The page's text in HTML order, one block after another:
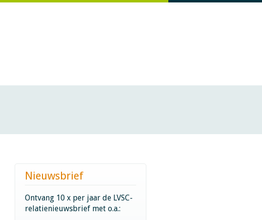
Nieuwsbrief
Ontvang 10 x per jaar de LVSC-
relatienieuwsbrief met o.a.: